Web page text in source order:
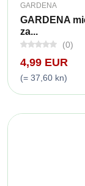
GARDENA
GARDENA
za...
(0)
4,99 EUR
(= 37,60 kn)